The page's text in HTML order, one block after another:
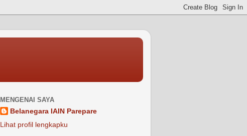
MENGENAI SAYA
Belanegara IAIN Parepare
Lihat profil lengkapku